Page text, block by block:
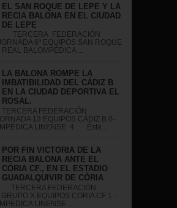
EL SAN ROQUE DE LEPE Y LA
RECIA BALONA EN EL CIUDAD
DE LEPE
TERCERA FEDERACIÓN
6ª EQUIPOS SAN ROQUE
BALOMPÉDICA ...
LA BALONA ROMPE LA
IMBATIBILIDAD DEL CÁDIZ B
EN LA CIUDAD DEPORTIVA EL
ROSAL.
TERCERA FEDERACIÓN
13 EQUIPOS CÁDIZ B 0-
LINENSE 4. Ésta ...
POR FIN VICTORIA DE LA
RECIA BALONA ANTE EL
CÓRIA CF., EN EL ESTADIO
GUADALQUIVIR DE CÓRIA
TERCERA FEDERACIÓN
GRUPO X EQUIPOS CORIA CF 1 -
LINENSE ...